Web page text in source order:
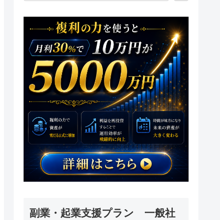
副業・起業支援プラン 一般社